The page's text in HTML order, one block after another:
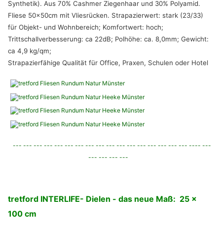
Synthetik). Aus 70% Cashmer Ziegenhaar und 30% Polyamid.
Fliese 50x50cm mit Vliesrücken. Strapazierwert: stark (23/33)
für Objekt- und Wohnbereich; Komfortwert: hoch;
Trittschallverbesserung: ca 22dB; Polhöhe: ca. 8,0mm; Gewicht:
ca 4,9 kg/qm;
Strapazierfähige Qualität für Office, Praxen, Schulen oder Hotel
--- --- --- --- --- --- --- --- --- --- --- --- --- --- --- --- --- ---- ---
--- --- --- ---
tretford INTERLIFE- Dielen - das neue Maß: 25 x
100 cm